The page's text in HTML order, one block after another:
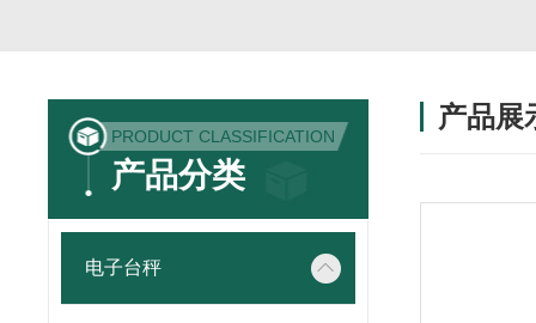
PRODUCT CLASSIFICATION
产品分类
电子台秤
产品展